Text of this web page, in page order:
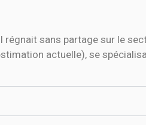
régnait sans partage sur le
actuelle), se